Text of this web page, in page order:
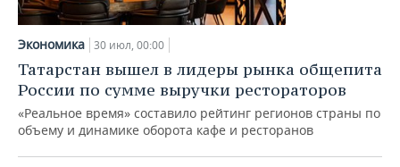
Экономика 30 июл, 00:00
Татарстан вышел в лидеры рынка общепита
России по сумме выручки рестораторов
«Реальное время» составило рейтинг регионов страны по
объему и динамике оборота кафе и ресторанов